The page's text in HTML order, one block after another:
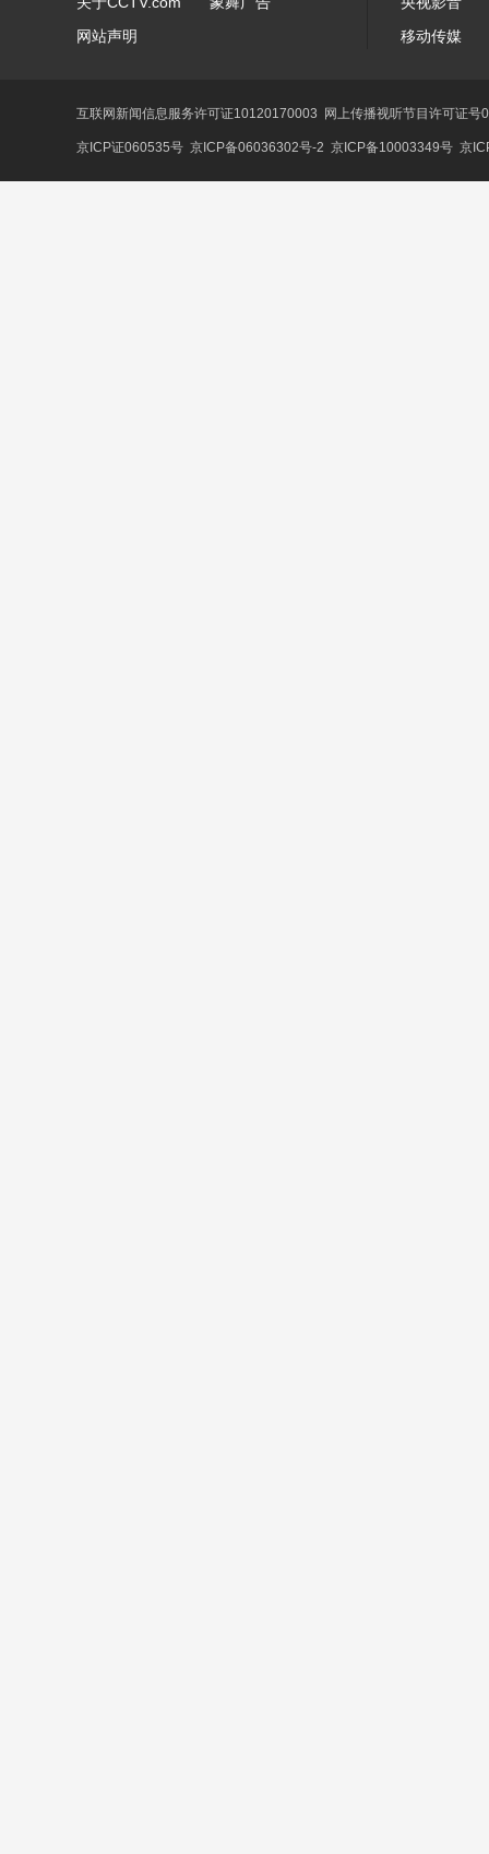
网站声明
移动传媒
互联网新闻信息服务许可证10120170003 网上传播视听节目许可证
京ICP证060535号 京ICP备06036302号-2 京ICP备10003349号 京